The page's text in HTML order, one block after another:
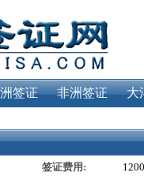
签证 非洲签证 大
签证费用:
1200